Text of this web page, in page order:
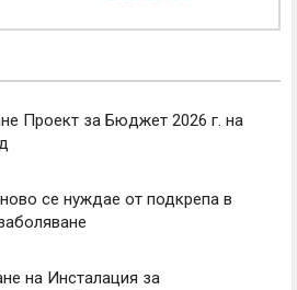
Проект за Бюджет 2026 г. на
се нуждае от подкрепа в
на Инсталация за